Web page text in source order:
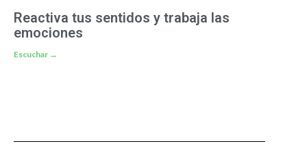
Reactiva tus sentidos y trabaja las
emociones
Escuchar →